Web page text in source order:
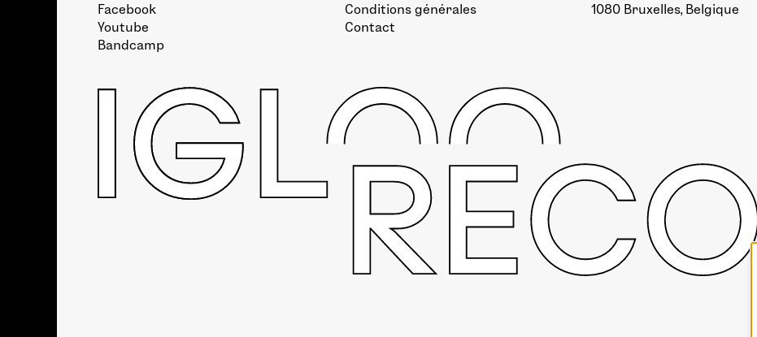
Facebook
Youtube
Bandcamp
Conditions générales
Contact
1080 Bruxelles, Belgique